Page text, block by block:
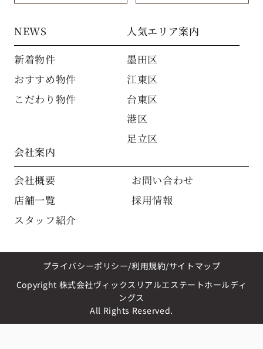
NEWS
新着物件
おすすめ物件
こだわり物件
人気エリア案内
墨田区
江東区
台東区
港区
足立区
会社案内
会社概要
店舗一覧
スタッフ紹介
お問い合わせ
採用情報
プライバシーポリシー 利用規約 サイトマップ
Copyright 株式会社ヴィックスリアルエステートホールディ
ングス
All Rights Reserved.